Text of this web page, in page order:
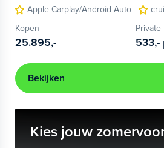
Apple Carplay/Android Auto
Kopen
25.895,-
Private
533,-
Bekijken
Kies jouw